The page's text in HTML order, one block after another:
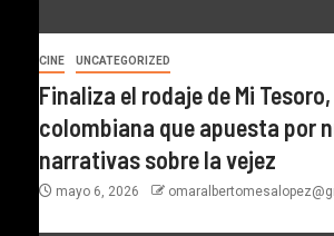
CINE UNCATEGORIZED
Finaliza el rodaje de Mi
colombiana que apuesta por
narrativas sobre la vejez
mayo 6, 2026